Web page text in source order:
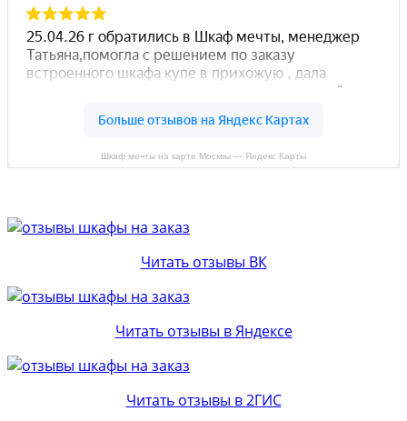
Шкаф мечты на карте Москвы — Яндекс Карты
Читать отзывы ВК
Читать отзывы в Яндексе
Читать отзывы в 2ГИС